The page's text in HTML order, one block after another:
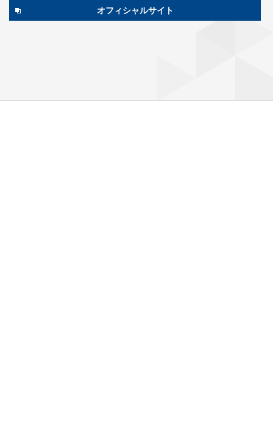
オフィシャルサイト